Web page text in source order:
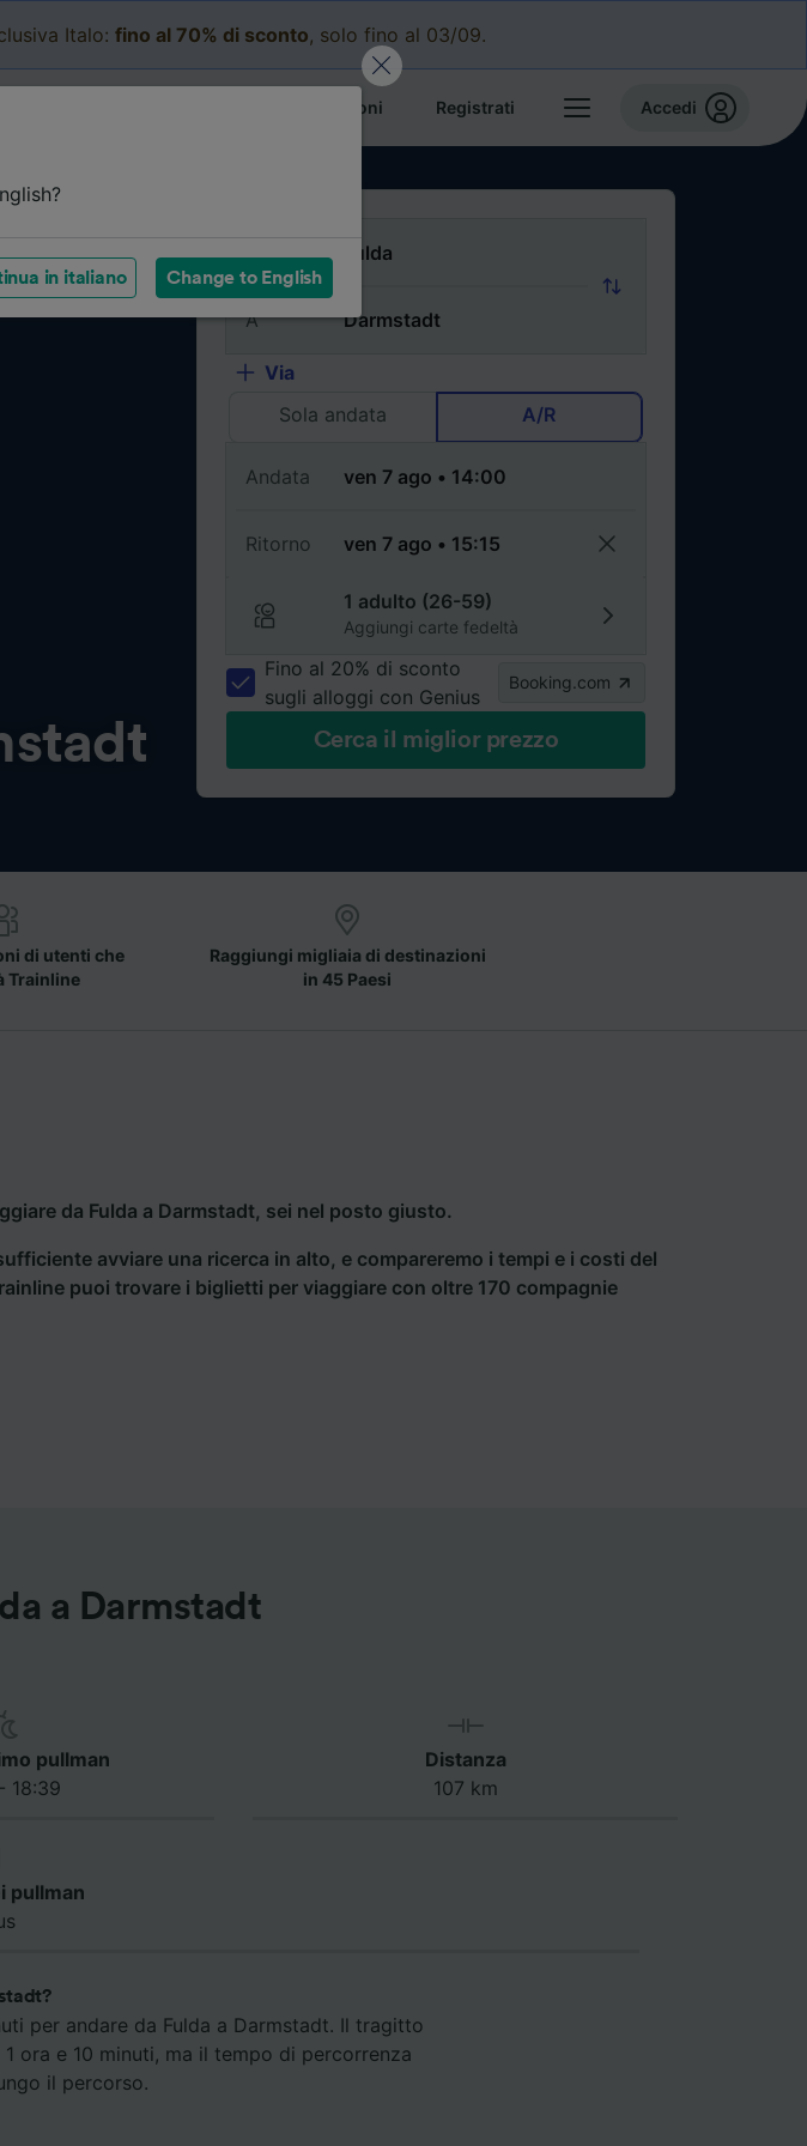
Italo: fino al 70% di sconto, solo fino al 03/09.
Le mie prenotazioni Registrati Accedi
Da
A
Via
Sola andata
A/R
Andata
Ritorno
1 adulto (26-59)
Aggiungi carte fedeltà
Fino al 20% di sconto
sugli alloggi con Genius
Booking.com
Cerca il miglior prezzo
di utenti che
Trainline
Raggiungi migliaia di destinazioni
in 45 Paesi
da Fulda a Darmstadt, sei nel posto giusto.
avviare una ricerca in alto, e compareremo i tempi e i costi del
puoi trovare i biglietti per viaggiare con oltre 170 compagnie
a Darmstadt
pullman
18:39
Distanza
107 km
pullman
per andare da Fulda a Darmstadt. Il tragitto
ora e 10 minuti, ma il tempo di percorrenza
il percorso.
in italiano Change to English